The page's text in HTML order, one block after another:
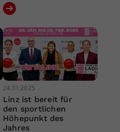
24.01.2025
Linz ist bereit für
den sportlichen
Höhepunkt des
Jahres